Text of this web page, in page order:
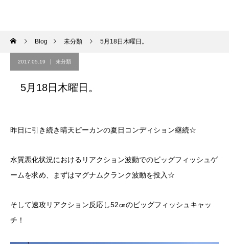
Blog 未分類 5月18日木曜日。
2017.05.19 未分類
5月18日木曜日。
昨日に引き続き晴天ピーカンの夏日コンディション継続☆
水質悪化状況におけるリアクション波動でのビッグフィッシュゲ
ームを求め、まずはマグナムクランク波動を投入☆
そして速攻リアクション反応し52㎝のビッグフィッシュキャッ
チ！